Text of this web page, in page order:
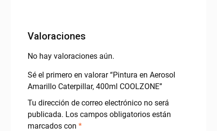
Valoraciones
No hay valoraciones aún.
Sé el primero en valorar “Pintura en Aerosol
Amarillo Caterpillar, 400ml COOLZONE”
Tu dirección de correo electrónico no será
publicada. Los campos obligatorios están
marcados con *